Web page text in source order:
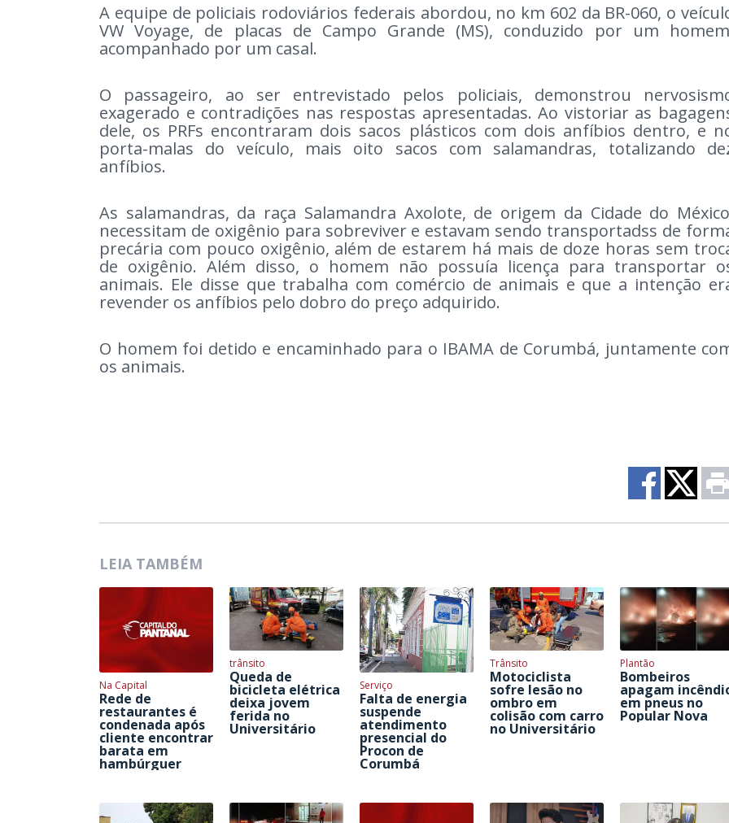
A equipe de policiais rodoviários federais abordou, no km 602 da BR-060, o
VW Voyage, de placas de Campo Grande (MS), conduzido por um
acompanhado por um casal.
O passageiro, ao ser entrevistado pelos policiais, demonstrou
exagerado e contradições nas respostas apresentadas. Ao vistoriar as
dele, os PRFs encontraram dois sacos plásticos com dois anfíbios dentro, e
porta-malas do veículo, mais oito sacos com salamandras, totalizando
anfíbios.
As salamandras, da raça Salamandra Axolote, de origem da Cidade do
necessitam de oxigênio para sobreviver e estavam sendo transportadss de
precária com pouco oxigênio, além de estarem há mais de doze horas sem
de oxigênio. Além disso, o homem não possuía licença para transportar
animais. Ele disse que trabalha com comércio de animais e que a intenção
revender os anfíbios pelo dobro do preço adquirido.
O homem foi detido e encaminhado para o IBAMA de Corumbá, juntamente
os animais.
LEIA TAMBÉM
Na Capital
Rede de
restaurantes é
condenada após
cliente encontrar
barata em
hambúrguer
trânsito
Queda de
bicicleta elétrica
deixa jovem
ferida no
Universitário
Serviço
Falta de energia
suspende
atendimento
presencial do
Procon de
Corumbá
Trânsito
Motociclista
sofre lesão no
ombro em
colisão com carro
no Universitário
Plantão
Bombeiros
apagam
em pneus no
Popular Nova